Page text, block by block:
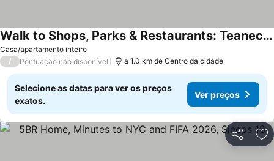
Casa/apartamento inteiro
Walk to Shops, Parks & Restaurants: Teaneck Escape
Ver preços
/ Pontuação não disponível a 1.0 km de Centro da cidade
Selecione as datas para ver os preços
exatos.
Ver preços
Partilhar